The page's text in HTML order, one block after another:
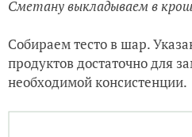
Сметану выкладываем в
Собираем тесто в шар.
продуктов достаточно для
необходимой консистенции.